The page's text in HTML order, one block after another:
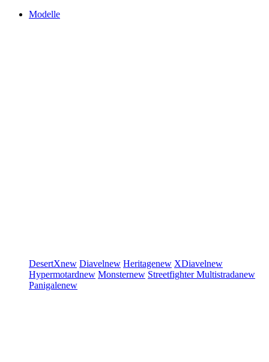
Modelle
DesertXnew Diavelnew Heritagenew XDiavelnew
Hypermotardnew Monsternew StreetfighterMultistradanew
Panigalenew